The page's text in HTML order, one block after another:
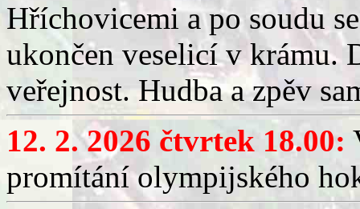
Hříchovicemi a po soudu
ukončen veselicí v krámu.
veřejnost. Hudba a zpěv
12. 2. 2026 čtvrtek 18.00:
promítání olympijského